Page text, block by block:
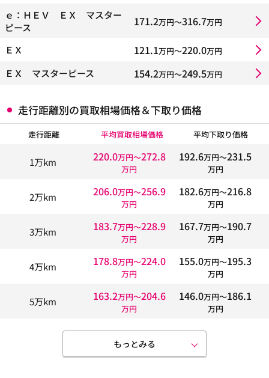
ｅ：ＨＥＶ ＥＸ マスター
ピース
171.2万円〜316.7万円
ＥＸ 121.1万円〜220.0万円
ＥＸ マスターピース 154.2万円〜249.5万円
走行距離別の買取相場価格＆下取り価格
走行距離 平均買取相場価格 平均下取り価格
1万km 220.0万円〜272.8
万円
192.6万円〜231.5
万円
2万km 206.0万円〜256.9
万円
182.6万円〜216.8
万円
3万km 183.7万円〜228.9
万円
167.7万円〜190.7
万円
4万km 178.8万円〜224.0
万円
155.0万円〜195.3
万円
5万km 163.2万円〜204.6
万円
146.0万円〜186.1
万円
もっとみる